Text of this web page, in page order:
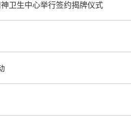
卫生中心举行签约揭牌仪式